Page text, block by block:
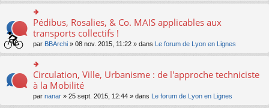
s
ré
c
e
nt
le
pl
u
s
c
nt
e
n
o
n
lu
le
pl
u
s
ré
e
s
g
e
n
o
n
lu
le
pl
u
le
m
e
s
a
e
n
o
n
s
ult
er
le
m
e
s
s
a
g
e
o
n
ult
er
le
m
e
s
Pédibus, Rosalies, & Co. MAIS applicables aux
transports collectifs !
par BBArchi » 08 nov. 2015, 11:22 » dans Le forum de Lyon en Lignes
o
n
ult
Circulation, Ville, Urbanisme : de l'approche techniciste
à la Mobilité
par nanar » 25 sept. 2015, 12:44 » dans Le forum de Lyon en Lignes